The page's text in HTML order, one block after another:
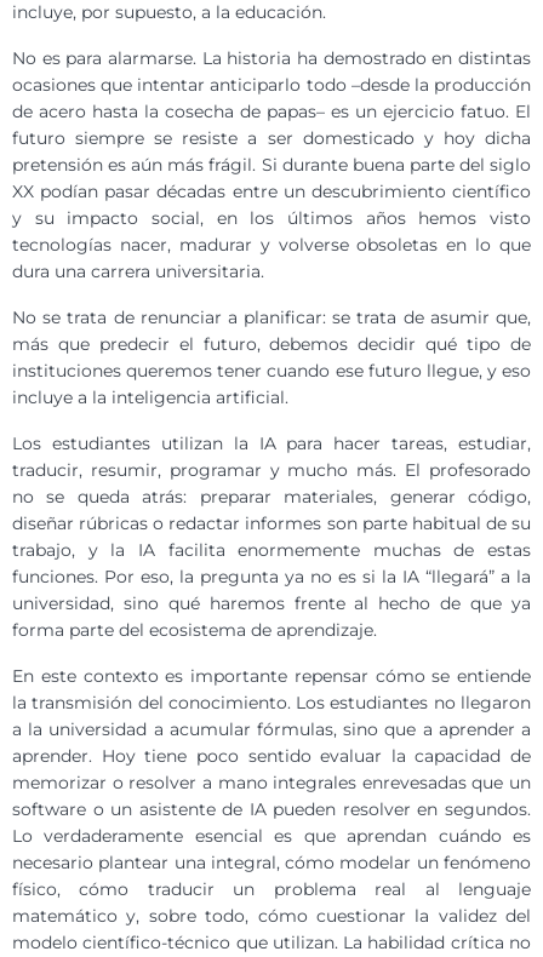
incluye, por supuesto, a la educación.
No es para alarmarse. La historia ha demostrado en distintas
ocasiones que intentar anticiparlo todo –desde la producción
de acero hasta la cosecha de papas– es un ejercicio fatuo. El
futuro siempre se resiste a ser domesticado y hoy dicha
pretensión es aún más frágil. Si durante buena parte del siglo
XX podían pasar décadas entre un descubrimiento científico
y su impacto social, en los últimos años hemos visto
tecnologías nacer, madurar y volverse obsoletas en lo que
dura una carrera universitaria.
No se trata de renunciar a planificar: se trata de asumir que,
más que predecir el futuro, debemos decidir qué tipo de
instituciones queremos tener cuando ese futuro llegue, y eso
incluye a la inteligencia artificial.
Los estudiantes utilizan la IA para hacer tareas, estudiar,
traducir, resumir, programar y mucho más. El profesorado
no se queda atrás: preparar materiales, generar código,
diseñar rúbricas o redactar informes son parte habitual de su
trabajo, y la IA facilita enormemente muchas de estas
funciones. Por eso, la pregunta ya no es si la IA “llegará” a la
universidad, sino qué haremos frente al hecho de que ya
forma parte del ecosistema de aprendizaje.
En este contexto es importante repensar cómo se entiende
la transmisión del conocimiento. Los estudiantes no llegaron
a la universidad a acumular fórmulas, sino que a aprender a
aprender. Hoy tiene poco sentido evaluar la capacidad de
memorizar o resolver a mano integrales enrevesadas que un
software o un asistente de IA pueden resolver en segundos.
Lo verdaderamente esencial es que aprendan cuándo es
necesario plantear una integral, cómo modelar un fenómeno
físico, cómo traducir un problema real al lenguaje
matemático y, sobre todo, cómo cuestionar la validez del
modelo científico-técnico que utilizan. La habilidad crítica no